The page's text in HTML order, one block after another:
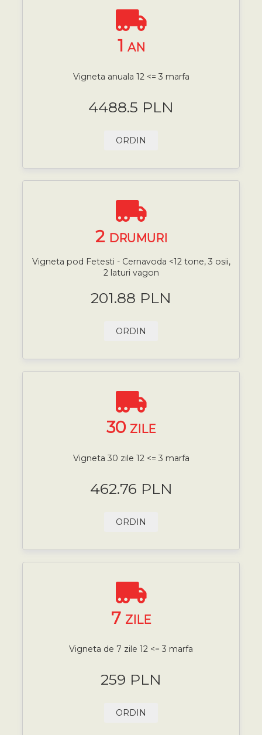
1 AN
Vigneta anuala 12 <= 3 marfa
4488.5 PLN
ORDIN
2 DRUMURI
Vigneta pod Fetesti - Cernavoda <12 tone, 3 osii,
2 laturi vagon
201.88 PLN
ORDIN
30 ZILE
Vigneta 30 zile 12 <= 3 marfa
462.76 PLN
ORDIN
7 ZILE
Vigneta de 7 zile 12 <= 3 marfa
259 PLN
ORDIN